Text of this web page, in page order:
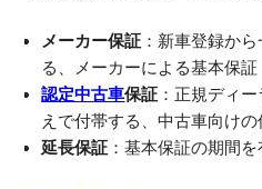
メーカー保証 ：新車登録か
る、メーカーによる基本保証
認定中古車保証 ：正規ディ
えで付帯する、中古車向けの
延長保証 ：基本保証の期間